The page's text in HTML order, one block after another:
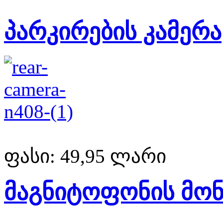
პარკირების კამერა
ფასი: 49,95 ლარი
მაგნიტოფონის